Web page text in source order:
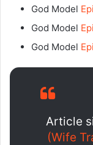
God Model
God Model
God Model
Article
(Wife